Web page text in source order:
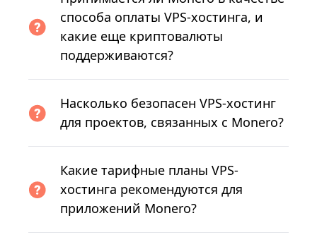
способа оплаты VPS-хостинга, и
какие еще криптовалюты
поддерживаются?
Насколько безопасен VPS-хостинг
для проектов, связанных с Monero?
Какие тарифные планы VPS-
хостинга рекомендуются для
приложений Monero?